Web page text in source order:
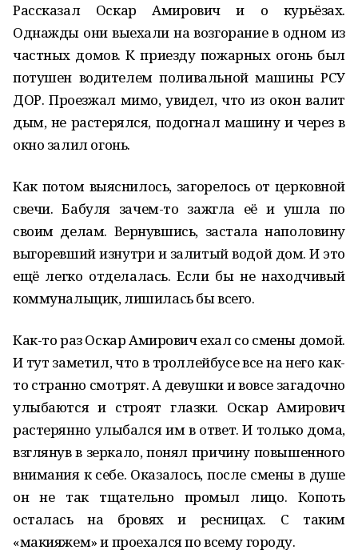
Рассказал Оскар Амирович и о курьёзах.
Однажды они выехали на возгорание в одном из
частных домов. К приезду пожарных огонь был
потушен водителем поливальной машины РСУ
ДОР. Проезжал мимо, увидел, что из окон валит
дым, не растерялся, подогнал машину и через в
окно залил огонь.
Как потом выяснилось, загорелось от церковной
свечи. Бабуля зачем-то зажгла её и ушла по
своим делам. Вернувшись, застала наполовину
выгоревший изнутри и залитый водой дом. И это
ещё легко отделалась. Если бы не находчивый
коммунальщик, лишилась бы всего.
Как-то раз Оскар Амирович ехал со смены домой.
И тут заметил, что в троллейбусе все на него как-
то странно смотрят. А девушки и вовсе загадочно
улыбаются и строят глазки. Оскар Амирович
растерянно улыбался им в ответ. И только дома,
взглянув в зеркало, понял причину повышенного
внимания к себе. Оказалось, после смены в душе
он не так тщательно промыл лицо. Копоть
осталась на бровях и ресницах. С таким
«макияжем» и проехался по всему городу.